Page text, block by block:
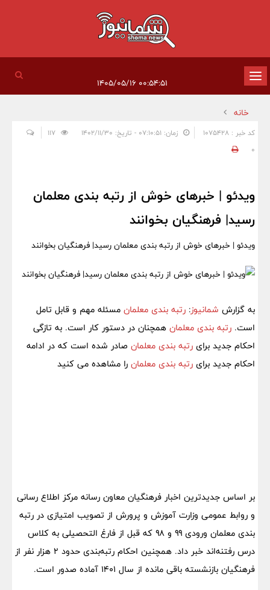
تغییر
وضعیت
ناوبری
خانه
کد خبر : 1075428 زمان: ۰۷:۱۰:۵۱ - تاریخ: ۱۴۰۲/۱۱/۳۰
0
ویدئو | خبرهای خوش از رتبه بندی معلمان
رسید| فرهنگیان بخوانند
ویدئو | خبرهای خوش از رتبه بندی معلمان رسید| فرهنگیان بخوانند
به گزارش شمانیوز: رتبه بندی معلمان مسئله مهم و قابل تامل
است. رتبه بندی معلمان همچنان در دستور کار است. به تازگی
احکام جدید برای رتبه بندی معلمان صادر شده است که در ادامه
احکام جدید برای رتبه بندی معلمان را مشاهده می کنید
بر اساس جدیدترین اخبار فرهنگیان معاون رسانه مرکز اطلاع رسانی
و روابط عمومی وزارت آموزش و پرورش از تصویب امتیازی در رتبه‌
بندی معلمان ورودی ۹۹ و ۹۸ که قبل از فارغ التحصیلی به کلاس
درس رفتنه‌اند خبر داد. همچنین احکام رتبه‌بندی حدود ۲ هزار نفر از
فرهنگیان بازنشسته باقی مانده از سال ۱۴۰۱ آماده صدور است.